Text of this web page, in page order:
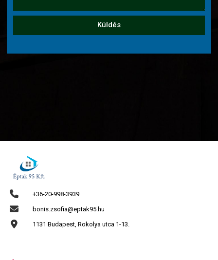
Küldés
+36-20-998-3939
bonis.zsofia@eptak95.hu
1131 Budapest, Rokolya utca 1-13.